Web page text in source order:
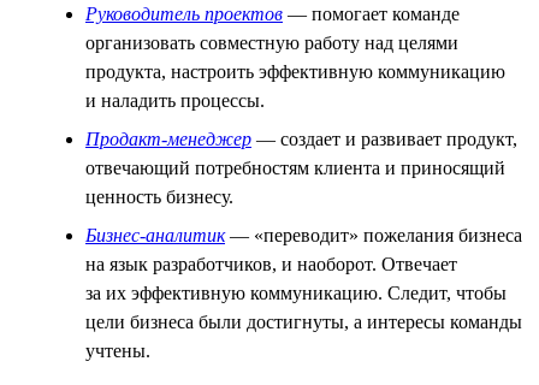
Руководитель проектов — помогает команде
организовать совместную работу над целями
продукта, настроить эффективную коммуникацию
и наладить процессы.
Продакт-менеджер — создает и развивает продукт,
отвечающий потребностям клиента и приносящий
ценность бизнесу.
Бизнес-аналитик— «переводит» пожелания бизнеса
на язык разработчиков, и наоборот. Отвечает
за их эффективную коммуникацию. Следит, чтобы
цели бизнеса были достигнуты, а интересы команды
учтены.